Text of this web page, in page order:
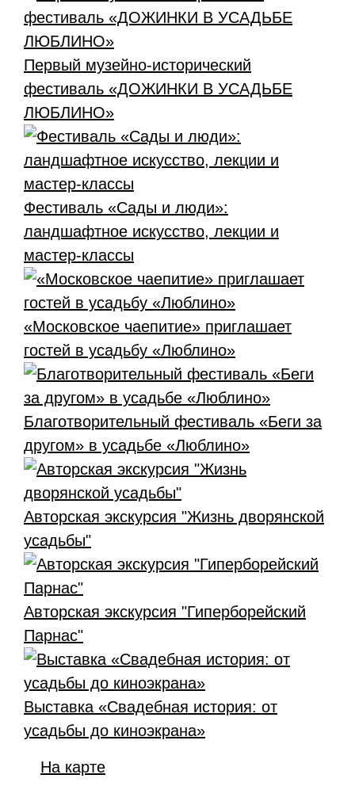
Первый музейно-исторический
фестиваль «ДОЖИНКИ В УСАДЬБЕ
ЛЮБЛИНО»
Фестиваль «Сады и люди»:
ландшафтное искусство, лекции и
мастер-классы
«Московское чаепитие» приглашает
гостей в усадьбу «Люблино»
Благотворительный фестиваль «Беги за
другом» в усадьбе «Люблино»
Авторская экскурсия "Жизнь дворянской
усадьбы"
Авторская экскурсия "Гиперборейский
Парнас"
Выставка «Свадебная история: от
усадьбы до киноэкрана»
На карте